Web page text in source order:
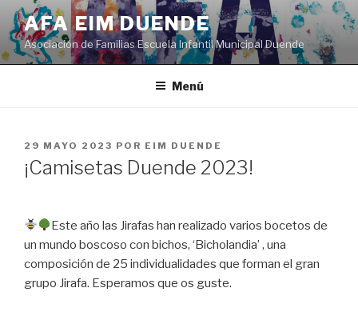
Saltar
contenido
AFA EIM DUENDE
Asociación de Familias Escuela Infantil Municipal Duende
Menú
PUBLICADO
EL
29 MAYO 2023 POR EIM DUENDE
¡Camisetas Duende 2023!
Este año las Jirafas han realizado varios bocetos de
un mundo boscoso con bichos, ‘Bicholandia’ , una
composición de 25 individualidades que forman el gran
grupo Jirafa. Esperamos que os guste.